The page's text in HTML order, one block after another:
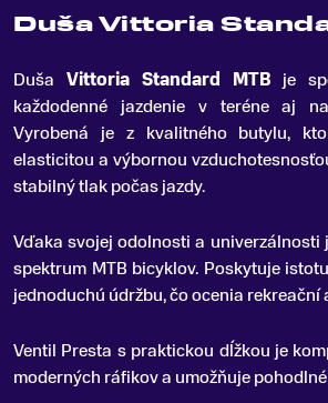
Duša Vittoria
Duša Vittoria Standard MTB je
každodenné jazdenie v teréne aj
Vyrobená je z kvalitného butylu,
elasticitou a výbornou
stabilný tlak počas jazdy.
Vďaka svojej odolnosti a univerzálnosti
spektrum MTB bicyklov. Poskytuje
jednoduchú údržbu, čo ocenia rekreační
Ventil Presta s praktickou dĺžkou je
moderných ráfikov a umožňuje